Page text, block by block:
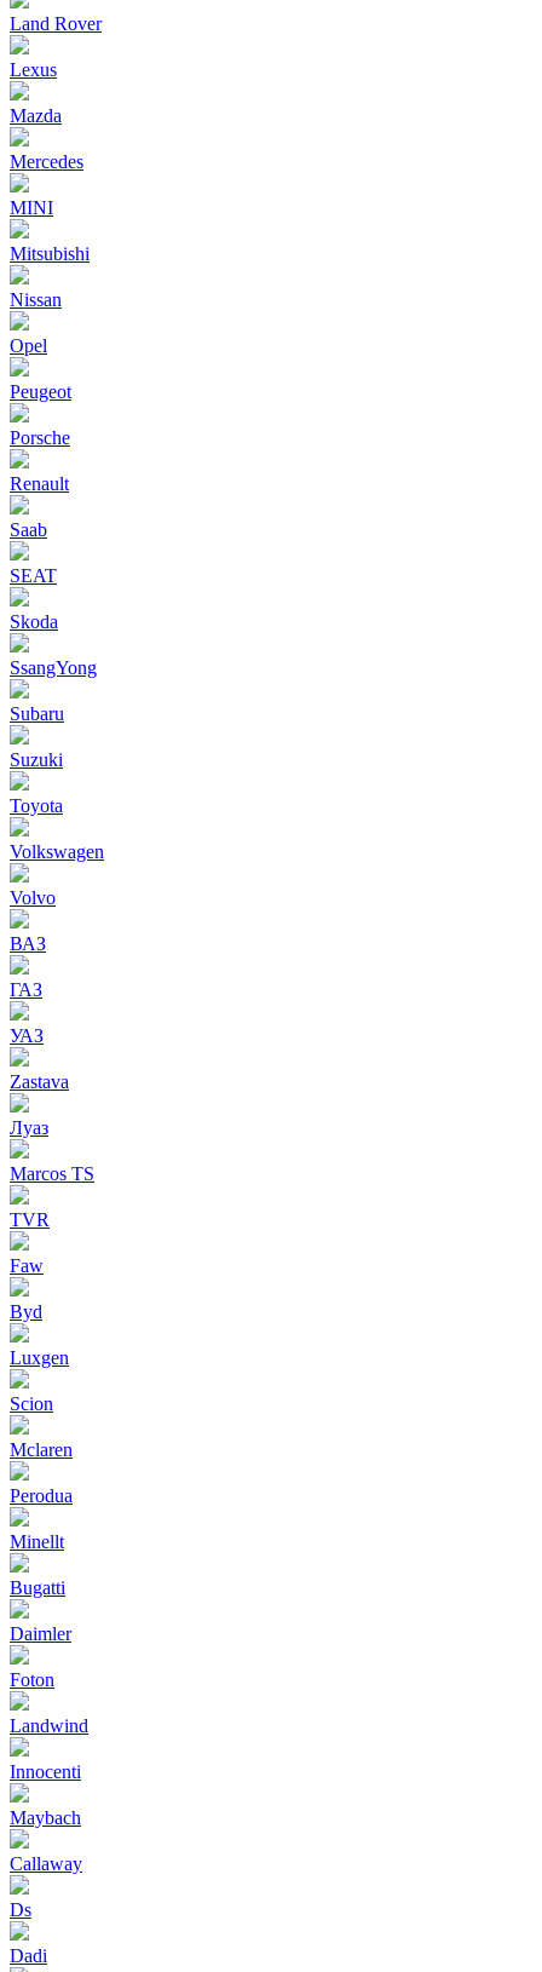
Land Rover
Lexus
Mazda
Mercedes
MINI
Mitsubishi
Nissan
Opel
Peugeot
Porsche
Renault
Saab
SEAT
Skoda
SsangYong
Subaru
Suzuki
Toyota
Volkswagen
Volvo
ВАЗ
ГАЗ
УАЗ
Zastava
Луаз
Marcos TS
TVR
Faw
Byd
Luxgen
Scion
Mclaren
Perodua
Minellt
Bugatti
Daimler
Foton
Landwind
Innocenti
Maybach
Callaway
Ds
Dadi